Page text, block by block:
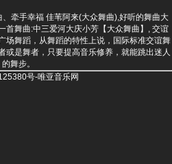
牵手幸福 佳苇阿来(大众舞曲),好听的舞曲大
首舞曲:中三爱河大庆小芳【大众舞曲】 , 交谊
场舞蹈，从舞蹈的特性上说，国际标准交谊舞
或是舞者，只要提高音乐修养，就能跳出迷人
的舞步。
号-唯亚音乐网